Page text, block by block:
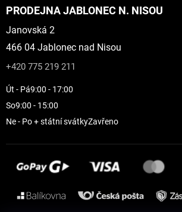
PRODEJNA JABLONEC N. NISOU
Janovská 2
466 04 Jablonec nad Nisou
+420 775 219 211
Út - Pá9:00 - 17:00
So9:00 - 15:00
Ne - Po + státní svátkyZavřeno